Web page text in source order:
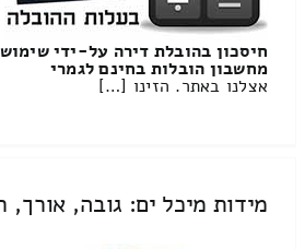
חיסכון בהובלת דירה על-ידי
מחשבון הובלות בחינם לגמרי
אצלנו באתר. הזינו […]
מידות מיכל ים: גובה, אורך,